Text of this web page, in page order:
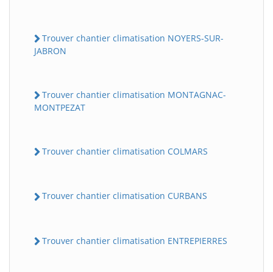
Trouver chantier climatisation NOYERS-SUR-
JABRON
Trouver chantier climatisation MONTAGNAC-
MONTPEZAT
Trouver chantier climatisation COLMARS
Trouver chantier climatisation CURBANS
Trouver chantier climatisation ENTREPIERRES